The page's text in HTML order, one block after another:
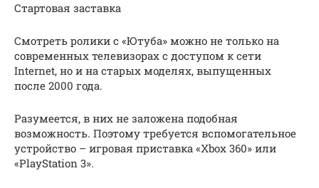
Стартовая заставка
Смотреть ролики с «Ютуба» можно не только на
современных телевизорах с доступом к сети
Internet, но и на старых моделях, выпущенных
после 2000 года.
Разумеется, в них не заложена подобная
возможность. Поэтому требуется вспомогательное
устройство – игровая приставка «Xbox 360» или
«PlayStation 3».